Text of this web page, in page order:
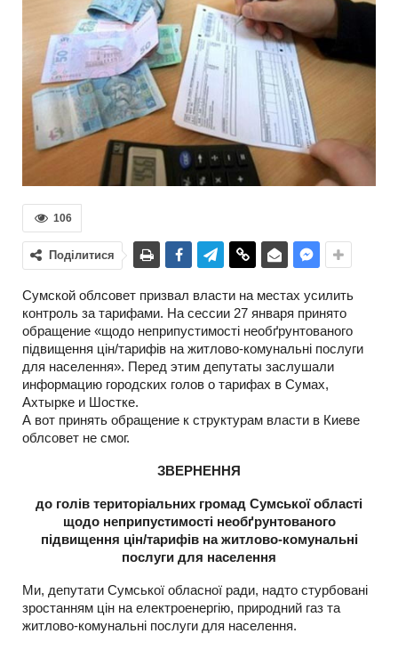
106
Поділитися
Сумской облсовет призвал власти на местах усилить
контроль за тарифами. На сессии 27 января принято
обращение «щодо неприпустимості необґрунтованого
підвищення цін/тарифів на житлово-комунальні послуги
для населення». Перед этим депутаты заслушали
информацию городских голов о тарифах в Сумах,
Ахтырке и Шостке.
А вот принять обращение к структурам власти в Киеве
облсовет не смог.
ЗВЕРНЕННЯ
до голів територіальних громад Сумської області
щодо неприпустимості необґрунтованого
підвищення цін/тарифів на житлово-комунальні
послуги для населення
Ми, депутати Сумської обласної ради, надто стурбовані
зростанням цін на електроенергію, природний газ та
житлово-комунальні послуги для населення.